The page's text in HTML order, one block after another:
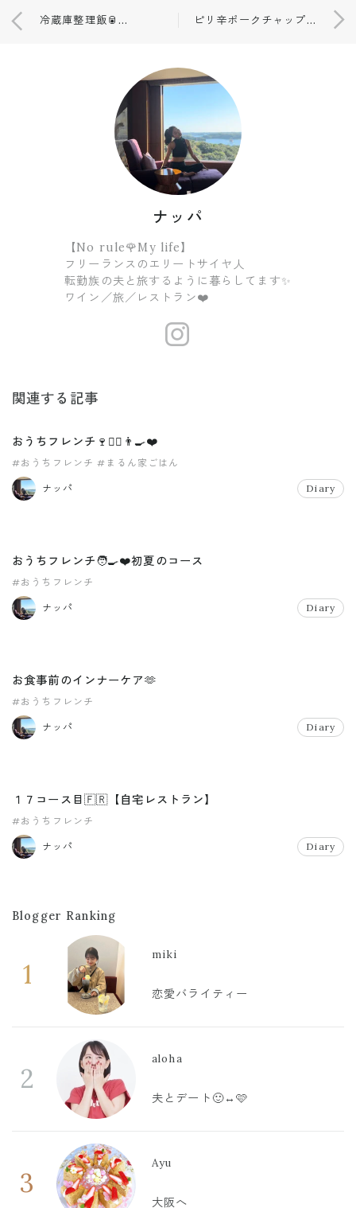
冷蔵庫整理飯🥫🧀❤️ ピリ辛ポークチャップ🐷❤️
ナッパ
【No rule🌹My life】
フリーランスのエリートサイヤ人
転勤族の夫と旅するように暮らしてます✨
ワイン／旅／レストラン❤️
関連する記事
おうちフレンチ🍷🤵‍♂️👨‍🍳❤️
#おうちフレンチ #まるん家ごはん
ナッパ Diary
おうちフレンチ🧑‍🍳❤️初夏のコース
#おうちフレンチ
ナッパ Diary
お食事前のインナーケア🫶
#おうちフレンチ
ナッパ Diary
１７コース目🇫🇷【自宅レストラン】
#おうちフレンチ
ナッパ Diary
Blogger Ranking
1
miki
恋愛バライティー
2
aloha
夫とデート🙂‍↔️🩷
3
Ayu
大阪へ